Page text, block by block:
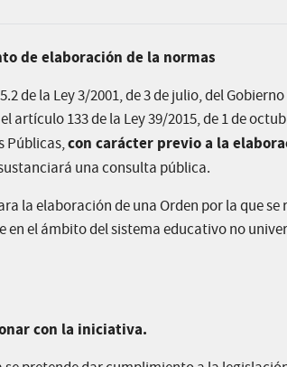
de elaboración de la normas
de la Ley 3/2001, de 3 de julio, del
artículo 133 de la Ley 39/2015, de 1 de
Públicas,con carácter previo a la
una consulta pública.
la elaboración de una Orden por la que
el ámbito del sistema educativo no
con la iniciativa.